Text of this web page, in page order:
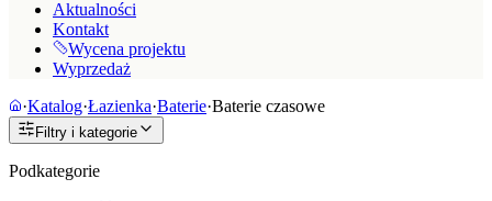
Aktualności
Kontakt
Wycena projektu
Wyprzedaż
·Katalog·Łazienka·Baterie·Baterie czasowe
Filtry i kategorie
Podkategorie